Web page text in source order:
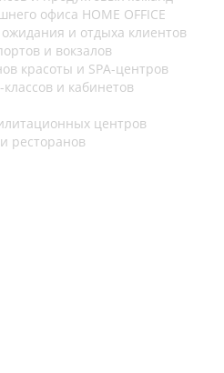
офиса HOME OFFICE
и отдыха клиентов
и вокзалов
красоты и SPA-центров
и кабинетов
центров
ресторанов